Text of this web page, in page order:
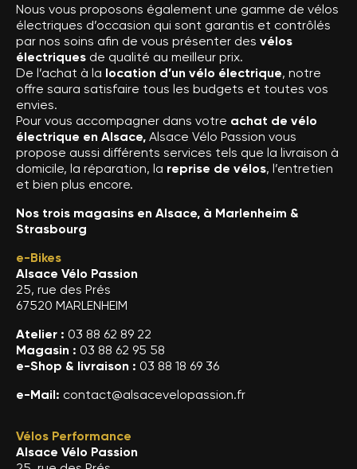
Nous vous proposons également une gamme de vélos
électriques d’occasion qui sont garantis et contrôlés
par nos soins afin de vous présenter des vélos
électriques de qualité au meilleur prix.
De l’achat à la location d’un vélo électrique, notre
offre saura satisfaire tous les budgets et toutes vos
envies.
Pour vous accompagner dans votre achat de vélo
électrique en Alsace, Alsace Vélo Passion vous
propose aussi différents services tels que la livraison à
domicile, la réparation, la reprise de vélos, l’entretien
et bien plus encore.
Nos trois magasins en Alsace, à Marlenheim &
Strasbourg
e-Bikes
Alsace Vélo Passion
25, rue des Prés
67520 MARLENHEIM
Atelier : 03 88 62 89 22
Magasin : 03 88 62 95 58
e-Shop & livraison : 03 88 18 69 36
e-Mail: contact@alsacevelopassion.fr
Vélos Performance
Alsace Vélo Passion